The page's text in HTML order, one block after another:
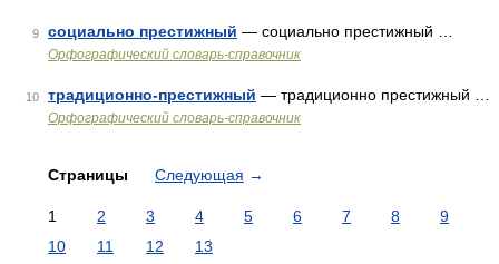
9 социально престижный — социально престижный …
Орфографический словарь-справочник
10 традиционно-престижный — традиционно престижный …
Орфографический словарь-справочник
Страницы Следующая →
1 2 3 4 5 6 7 8
9
10
11 12 13